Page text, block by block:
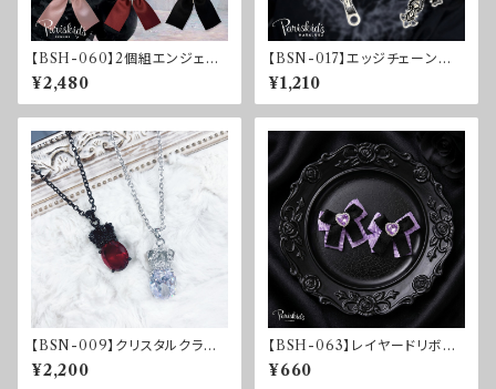
【BSH-060】2個組エンジェル
ハートリボンクリップ
¥2,480
【BSN-017】エッジチェーンネッ
クレス
¥1,210
【BSN-009】クリスタルクラウ
ンネックレス
¥2,200
【BSH-063】レイヤードリボン
クリップ
¥660